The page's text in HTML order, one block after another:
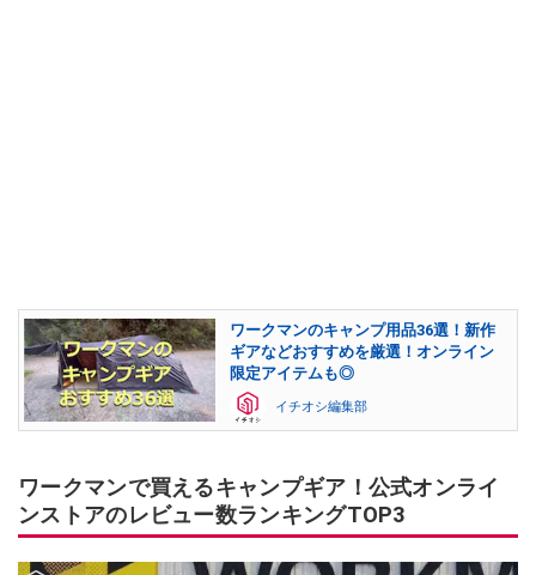
ワークマンのキャンプ用品36選！新作
ギアなどおすすめを厳選！オンライン
限定アイテムも◎
イチオシ編集部
ワークマンで買えるキャンプギア！公式オンライ
ンストアのレビュー数ランキングTOP3